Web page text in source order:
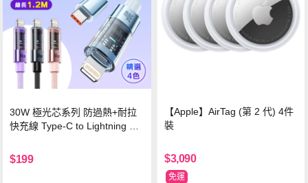
30W 極光芯系列 防過熱+耐拉
快充線 Type-C to Lightning 傳
$199
【Apple】AirTag (第 2 代) 4件
裝
$3,090
免運